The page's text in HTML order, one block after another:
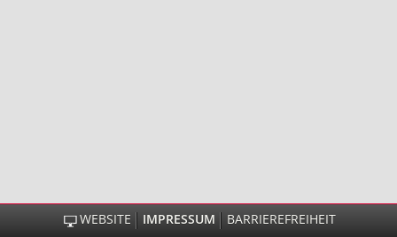
WEBSITE IMPRESSUM BARRIEREFREIHEIT